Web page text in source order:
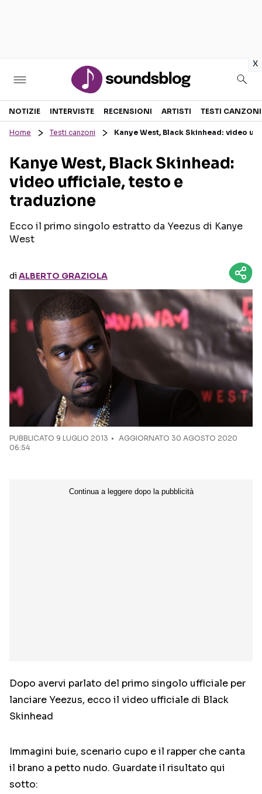
x
Sezioni
RECENSIONI MUSICALI
INTERVISTE
GOSSIP E CURIOSITÀ
TESTI CANZONI
TOUR ED EVENTI
Seguici sui social
NOTIZIE INTERVISTE RECENSIONI ARTISTI TESTI CANZONI
Home Testi canzoni Kanye West, Black Skinhead: video
Kanye West, Black Skinhead:
video ufficiale, testo e
traduzione
Ecco il primo singolo estratto da Yeezus di Kanye
West
diALBERTO GRAZIOLA
PUBBLICATO 9 LUGLIO 2013
AGGIORNATO 30 AGOSTO 2020
06:54
Dopo avervi parlato del primo singolo ufficiale per
lanciare Yeezus, ecco il video ufficiale di Black
Skinhead
Immagini buie, scenario cupo e il rapper che canta
il brano a petto nudo. Guardate il risultato qui
sotto: